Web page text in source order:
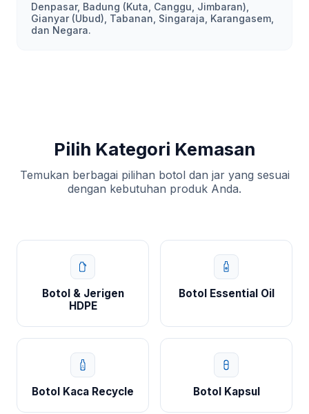
Denpasar, Badung (Kuta, Canggu, Jimbaran),
Gianyar (Ubud), Tabanan, Singaraja, Karangasem,
dan Negara.
Pilih Kategori Kemasan
Temukan berbagai pilihan botol dan jar yang sesuai
dengan kebutuhan produk Anda.
Botol & Jerigen
HDPE
Botol Essential Oil
Botol Kaca Recycle Botol Kapsul